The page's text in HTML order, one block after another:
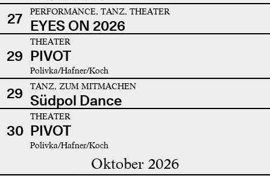
27 PERFORMANCE, TANZ, THEATER
EYES ON 2026
29
THEATER
PIVOT
Polivka/Hafner/Koch
29 TANZ, ZUM MITMACHEN
Südpol Dance
30
THEATER
PIVOT
Polivka/Hafner/Koch
Oktober 2026